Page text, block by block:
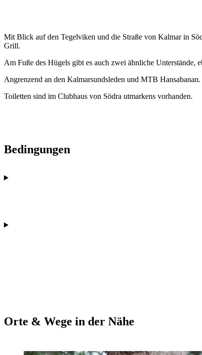
Mit Blick auf den Tegelviken und die Straße von Kalmar in
Grill.
Am Fuße des Hügels gibt es auch zwei ähnliche Unterstände,
Angrenzend an den Kalmarsundsleden und MTB Hansabanan.
Toiletten sind im Clubhaus von Södra utmarkens vorhanden.
Bedingungen
Orte & Wege in der Nähe